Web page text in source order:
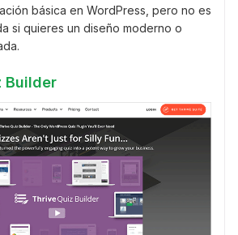
básica en WordPress, pero no es
si quieres un diseño moderno o
Builder